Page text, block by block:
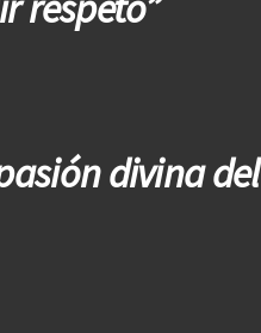
divina del